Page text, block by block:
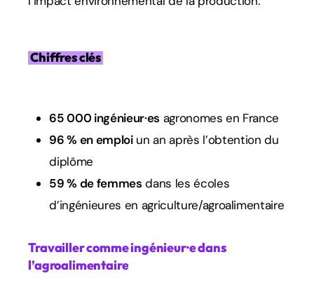
Chiffres clés
65 000 ingénieur·es agronomes en France
96 % en emploiun an après l’obtention du
diplôme
59 % de femmes dans les écoles
d’ingénieures en agriculture/agroalimentaire
Travaillercommeingénieur·edans
l’agroalimentaire